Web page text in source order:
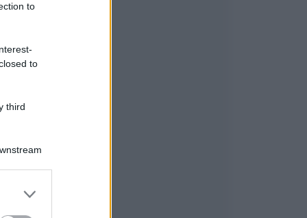
to
to
third